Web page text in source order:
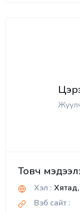
Товч
Хэл : Хятад,
Вэб сайт :